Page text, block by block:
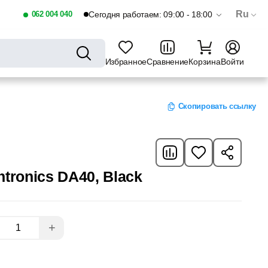
062 004 040 Сегодня работаем: 09:00 - 18:00 Ru
ИзбранноеСравнениеКорзинаВойти
Скопировать ссылку
DA40, Black
+